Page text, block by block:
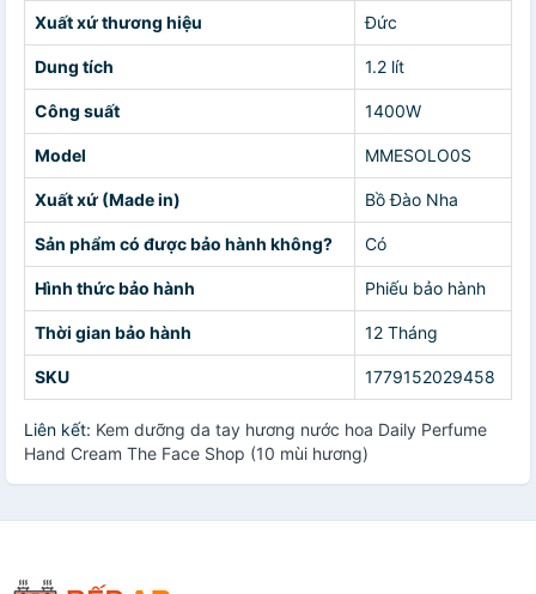
Xuất xứ thương hiệu Đức
Dung tích 1.2 lít
Công suất 1400W
Model MMESOLO0S
Xuất xứ (Made in) Bồ Đào Nha
Sản phẩm có được bảo hành không? Có
Hình thức bảo hành Phiếu bảo hành
Thời gian bảo hành 12 Tháng
SKU 1779152029458
Liên kết: Kem dưỡng da tay hương nước hoa Daily Perfume
Hand Cream The Face Shop (10 mùi hương)